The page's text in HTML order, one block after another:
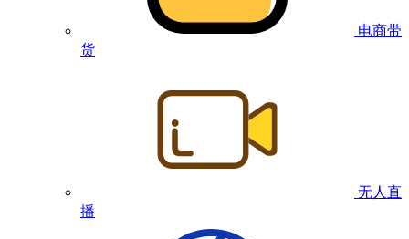
电商带
货
无人直
播